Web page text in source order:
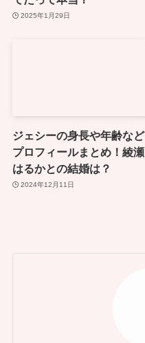
2025年1月29日
ジェシーの身長や年齢など
プロフィールまとめ！綾瀬
はるかとの結婚は？
2024年12月11日